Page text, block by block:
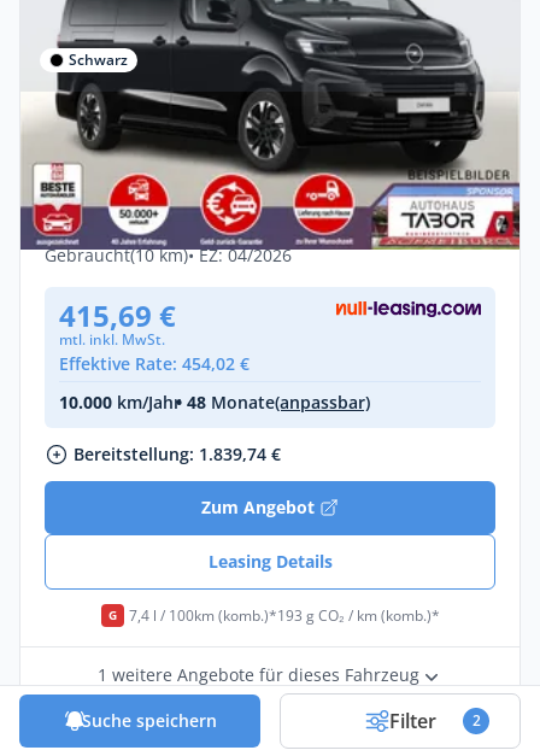
Suche speichern Filter 2
Schwarz
Privat & Gewerbe
Opel Zafira 2.2 D 180 AT8 XL GS Pano Nav
AHK Massage
Diesel • Automatik •
179 PS (132 kW)
Gebraucht(10 km)• EZ: 04/2026
415,69 €
mtl. inkl. MwSt.
Effektive Rate: 454,02 €
10.000 km/Jahr• 48 Monate(anpassbar)
Bereitstellung: 1.839,74 €
Zum Angebot
Leasing Details
G 7,4 l / 100km (komb.)*193 g CO₂ / km (komb.)*
1 weitere Angebote für dieses Fahrzeug